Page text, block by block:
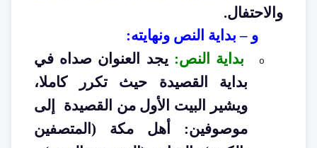
والاحتفال.
و – بداية النص ونهايته:
o بداية النص: يجد العنوان صداه في
بداية القصيدة حيث تكرر كاملا،
ويشير البيت الأول من القصيدة إلى
موصوفين: أهل مكة (المتصفين